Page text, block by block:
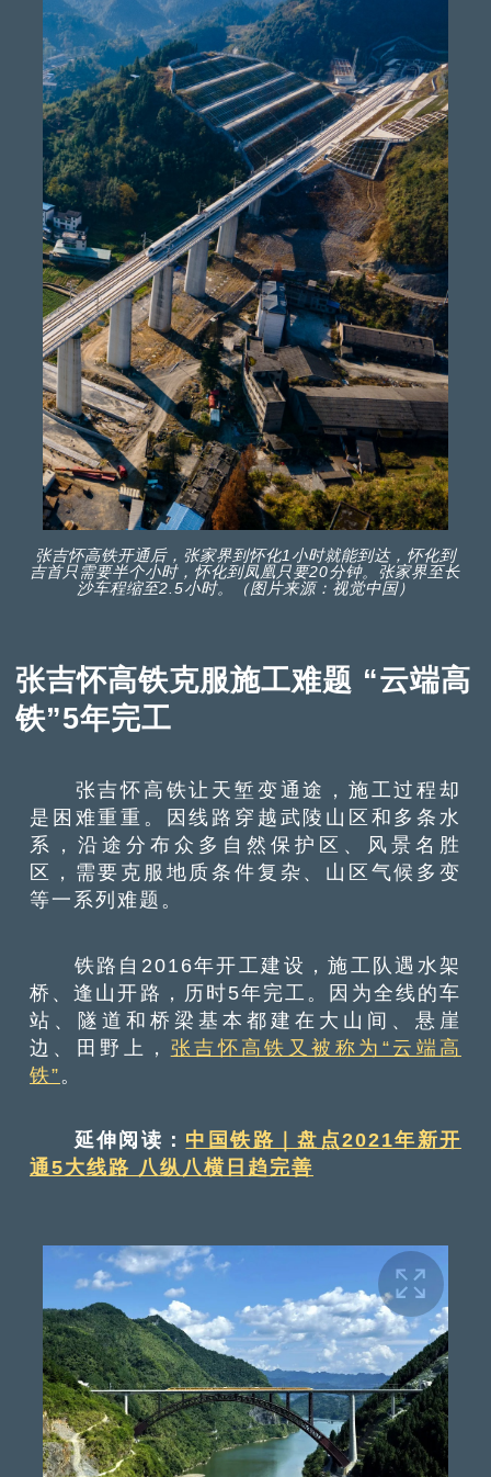
张吉怀高铁开通后，张家界到怀化1小时就能到达，怀化到
吉首只需要半个小时，怀化到凤凰只要20分钟。张家界至长
沙车程缩至2.5小时。（图片来源：视觉中国）
张吉怀高铁克服施工难题 “云端高
铁”5年完工
张吉怀高铁让天堑变通途，施工过程却
是困难重重。因线路穿越武陵山区和多条水
系，沿途分布众多自然保护区、风景名胜
区，需要克服地质条件复杂、山区气候多变
等一系列难题。
铁路自2016年开工建设，施工队遇水架
桥、逢山开路，历时5年完工。因为全线的车
站、隧道和桥梁基本都建在大山间、悬崖
边、田野上， 张吉怀高铁又被称为“云端高
铁”。
延伸阅读： 中国铁路｜盘点2021年新开
通5大线路 八纵八横日趋完善